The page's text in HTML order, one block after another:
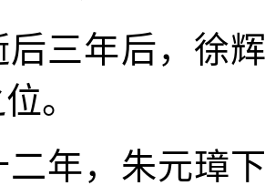
后三年后，徐
。
二年，朱元璋